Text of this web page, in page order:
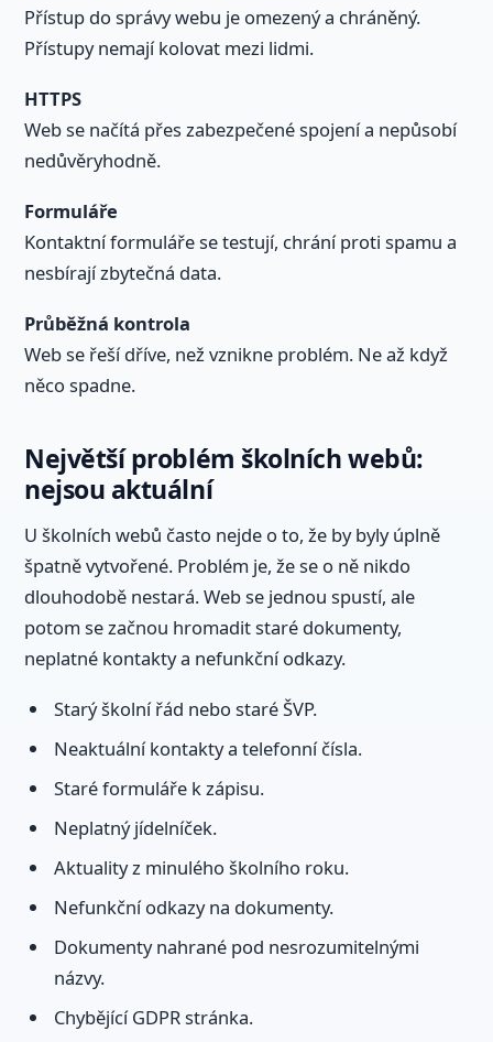
Přístup do správy webu je omezený a chráněný.
Přístupy nemají kolovat mezi lidmi.
HTTPS
Web se načítá přes zabezpečené spojení a nepůsobí
nedůvěryhodně.
Formuláře
Kontaktní formuláře se testují, chrání proti spamu a
nesbírají zbytečná data.
Průběžná kontrola
Web se řeší dříve, než vznikne problém. Ne až když
něco spadne.
Největší problém školních webů:
nejsou aktuální
U školních webů často nejde o to, že by byly úplně
špatně vytvořené. Problém je, že se o ně nikdo
dlouhodobě nestará. Web se jednou spustí, ale
potom se začnou hromadit staré dokumenty,
neplatné kontakty a nefunkční odkazy.
Starý školní řád nebo staré ŠVP.
Neaktuální kontakty a telefonní čísla.
Staré formuláře k zápisu.
Neplatný jídelníček.
Aktuality z minulého školního roku.
Nefunkční odkazy na dokumenty.
Dokumenty nahrané pod nesrozumitelnými
názvy.
Chybějící GDPR stránka.